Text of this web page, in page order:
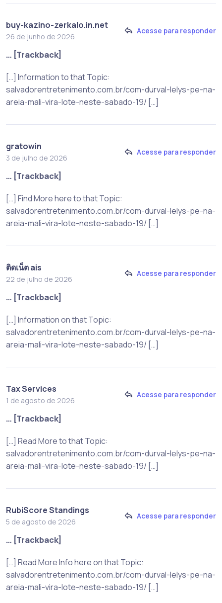
buy-kazino-zerkalo.in.net
26 de junho de 2026
Acesse para responder
… [Trackback]
[…] Information to that Topic:
salvadorentretenimento.com.br/com-durval-lelys-pe-na-
areia-mali-vira-lote-neste-sabado-19/ […]
gratowin
3 de julho de 2026
Acesse para responder
… [Trackback]
[…] Find More here to that Topic:
salvadorentretenimento.com.br/com-durval-lelys-pe-na-
areia-mali-vira-lote-neste-sabado-19/ […]
ติดเน็ต ais
22 de julho de 2026
Acesse para responder
… [Trackback]
[…] Information on that Topic:
salvadorentretenimento.com.br/com-durval-lelys-pe-na-
areia-mali-vira-lote-neste-sabado-19/ […]
Tax Services
1 de agosto de 2026
Acesse para responder
… [Trackback]
[…] Read More to that Topic:
salvadorentretenimento.com.br/com-durval-lelys-pe-na-
areia-mali-vira-lote-neste-sabado-19/ […]
RubiScore Standings
5 de agosto de 2026
Acesse para responder
… [Trackback]
[…] Read More Info here on that Topic:
salvadorentretenimento.com.br/com-durval-lelys-pe-na-
areia-mali-vira-lote-neste-sabado-19/ […]